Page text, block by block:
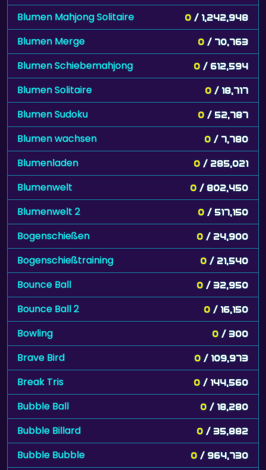
Blumen Mahjong Solitaire 0 / 1,242,948
Blumen Merge 0 / 70,763
Blumen Schiebemahjong 0 / 612,594
Blumen Solitaire 0 / 18,717
Blumen Sudoku 0 / 52,787
Blumen wachsen 0 / 7,780
Blumenladen 0 / 285,021
Blumenwelt 0 / 802,450
Blumenwelt 2 0 / 517,150
Bogenschießen 0 / 24,900
Bogenschießtraining 0 / 21,540
Bounce Ball 0 / 32,950
Bounce Ball 2 0 / 16,150
Bowling 0 / 300
Brave Bird 0 / 109,973
Break Tris 0 / 144,560
Bubble Ball 0 / 18,280
Bubble Billard 0 / 35,882
Bubble Bubble 0 / 964,730